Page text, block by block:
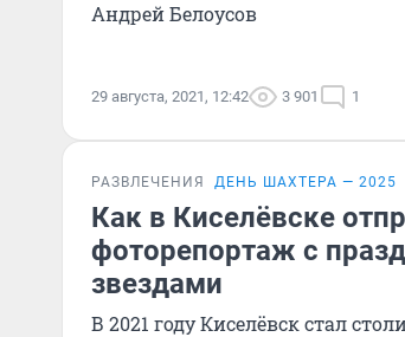
Андрей Белоусов
29 августа, 2021, 12:42 3 901 1
РАЗВЛЕЧЕНИЯ ДЕНЬ ШАХТЕРА — 2025
Как в Киселёвске
фоторепортаж с
звездами
В 2021 году Киселёвск стал